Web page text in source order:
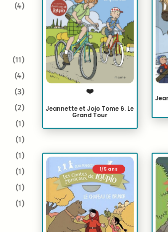
(4)
(11)
(4)
(3)
(2)
(1)
(1)
(1)
(1)
(1)
(1)
❤️
Jeannette et Jojo Tome 6. Le
Grand Tour
1/5 ans